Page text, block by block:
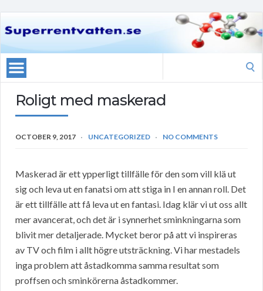
Roligt med maskerad
OCTOBER 9, 2017 UNCATEGORIZED NO COMMENTS
Maskerad är ett ypperligt tillfälle för den som vill klä ut
sig och leva ut en fanatsi om att stiga in I en annan roll. Det
är ett tillfälle att få leva ut en fantasi. Idag klär vi ut oss allt
mer avancerat, och det är i synnerhet sminkningarna som
blivit mer detaljerade. Mycket beror på att vi inspireras
av TV och film i allt högre utsträckning. Vi har mestadels
inga problem att åstadkomma samma resultat som
proffsen och sminkörerna åstadkommer.